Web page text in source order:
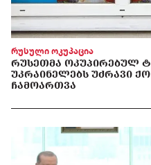
რუსული ოკუპაცია
ᲠᲣᲡᲔᲗᲛᲐ ᲝᲙᲣᲞᲘᲠᲔᲑᲣᲚ
ᲣᲙᲠᲐᲘᲜᲔᲚᲔᲑᲡ ᲣᲫᲠᲐᲕᲘ
ᲩᲐᲛᲝᲐᲠᲗᲕᲐ